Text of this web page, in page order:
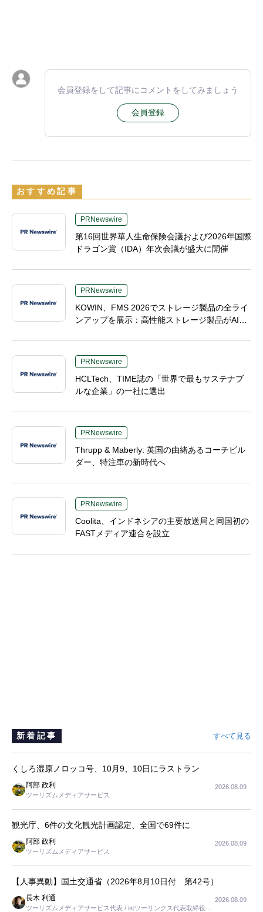
会員登録をして記事にコメントをしてみましょう
会員登録
おすすめ記事
PRNewswire
第16回世界華人生命保険会議および2026年国際
ドラゴン賞（IDA）年次会議が盛大に開催
PRNewswire
KOWIN、FMS 2026でストレージ製品の全ライ
ンアップを展示：高性能ストレージ製品がAI分
PRNewswire
HCLTech、TIME誌の「世界で最もサステナブ
ルな企業」の一社に選出
PRNewswire
Thrupp & Maberly: 英国の由緒あるコーチビル
ダー、特注車の新時代へ
PRNewswire
Coolita、インドネシアの主要放送局と同国初の
FASTメディア連合を設立
新着記事 すべて見る
くしろ湿原ノロッコ号、10月9、10日にラストラン
阿部 政利
ツーリズムメディアサービス
2026.08.09
観光庁、6件の文化観光計画認定、全国で69件に
阿部 政利
ツーリズムメディアサービス
2026.08.09
【人事異動】国土交通省（2026年8月10日付 第42号）
長木 利通
ツーリズムメディアサービス代表 / ㈱ツーリンクス代表取締役社
2026.08.09